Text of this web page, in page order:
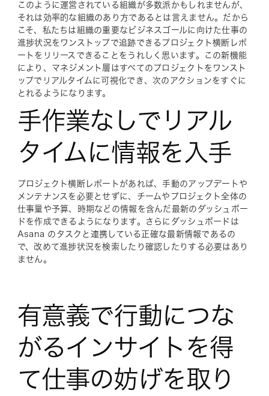
このように運営されている組織が多数派かもしれませんが、
それは効率的な組織のあり方であるとは言えません。だから
こそ、私たちは組織の重要なビジネスゴールに向けた仕事の
進捗状況をワンストップで追跡できるプロジェクト横断レポ
ートをリリースできることをうれしく思います。この新機能
により、マネジメント層はすべてのプロジェクトをワンスト
ップでリアルタイムに可視化でき、次のアクションをすぐに
とれるようになります。
手作業なしでリアル
タイムに情報を入手
プロジェクト横断レポートがあれば、手動のアップデートや
メンテナンスを必要とせずに、チームやプロジェクト全体の
仕事量や予算、時期などの情報を含んだ最新のダッシュボー
ドを作成できるようになります。さらにダッシュボードは
Asana のタスクと連携している正確な最新情報であるの
で、改めて進捗状況を検索したり確認したりする必要はあり
ません。
有意義で行動につな
がるインサイトを得
て仕事の妨げを取り